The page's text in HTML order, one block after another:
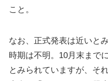
こと。
なお、正式発表は近いと
時期は不明。10月末まで
とみられていますが、そ